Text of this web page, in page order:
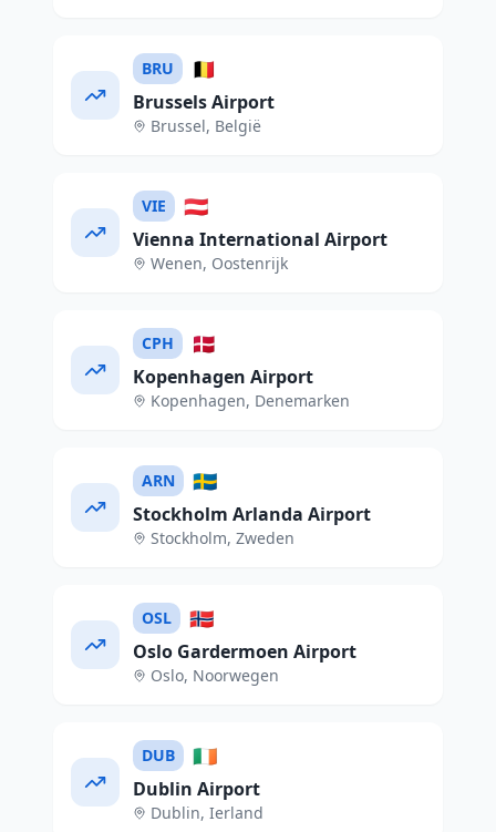
BRU 🇧🇪
Brussels Airport
Brussel, België
VIE 🇦🇹
Vienna International Airport
Wenen, Oostenrijk
CPH 🇩🇰
Kopenhagen Airport
Kopenhagen, Denemarken
ARN 🇸🇪
Stockholm Arlanda Airport
Stockholm, Zweden
OSL 🇳🇴
Oslo Gardermoen Airport
Oslo, Noorwegen
DUB 🇮🇪
Dublin Airport
Dublin, Ierland